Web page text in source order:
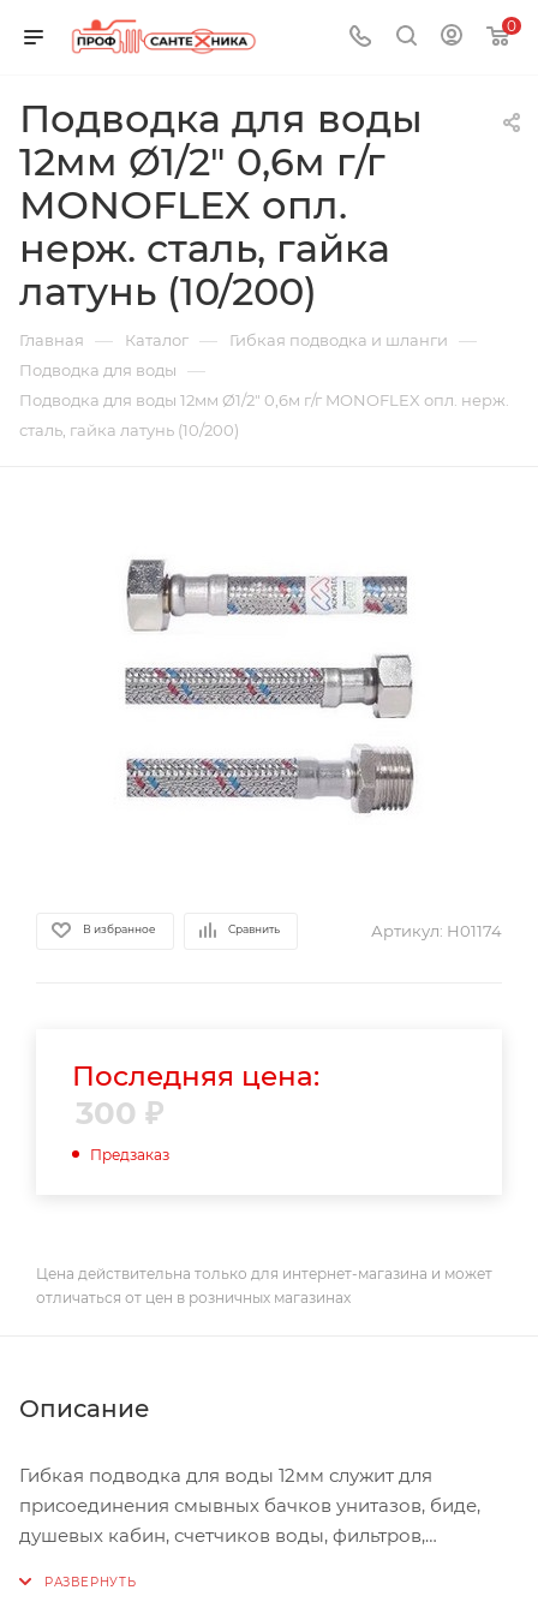
0
Подводка для воды
12мм Ø1/2" 0,6м г/г
MONOFLEX опл.
нерж. сталь, гайка
латунь (10/200)
Главная — Каталог — Гибкая подводка и шланги —
Подводка для воды —
Подводка для воды 12мм Ø1/2" 0,6м г/г MONOFLEX опл. нерж.
сталь, гайка латунь (10/200)
В избранное Сравнить Артикул: Н01174
Последняя цена:
300 ₽
Предзаказ
Цена действительна только для интернет-магазина и может
отличаться от цен в розничных магазинах
Описание
Гибкая подводка для воды 12мм служит для
присоединения смывных бачков унитазов, биде,
душевых кабин, счетчиков воды, фильтров,